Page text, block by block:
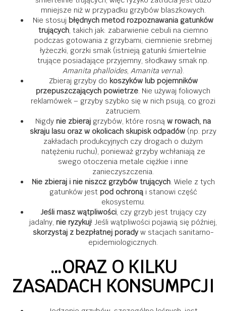
mniejsze niż w przypadku grzybów blaszkowych.
Nie stosuj błędnych metod rozpoznawania gatunków
trujących, takich jak: zabarwienie cebuli na ciemno
podczas gotowania z grzybami, ciemnienie srebrnej
łyżeczki, gorzki smak (istnieją gatunki śmiertelnie
trujące posiadające przyjemny, słodkawy smak np.
Amanita phalloides, Amanita verna).
Zbieraj grzyby do koszyków lub pojemników
przepuszczających powietrze. Nie używaj foliowych
reklamówek – grzyby szybko się w nich psują, co grozi
zatruciem.
Nigdy nie zbieraj grzybów, które rosną w rowach, na
skraju lasu oraz w okolicach skupisk odpadów (np. przy
zakładach produkcyjnych czy drogach o dużym
natężeniu ruchu), ponieważ grzyby wchłaniają ze
swego otoczenia metale ciężkie i inne
zanieczyszczenia.
Nie zbieraj i nie niszcz grzybów trujących. Wiele z tych
gatunków jest pod ochronąi stanowi część
ekosystemu.
Jeśli masz wątpliwości, czy grzyb jest trujący czy
jadalny, nie ryzykuj! Jeśli wątpliwości pojawią się później,
skorzystaj z bezpłatnej poradyw stacjach sanitarno-
epidemiologicznych.
…ORAZ O KILKU
ZASADACH KONSUMPCJI